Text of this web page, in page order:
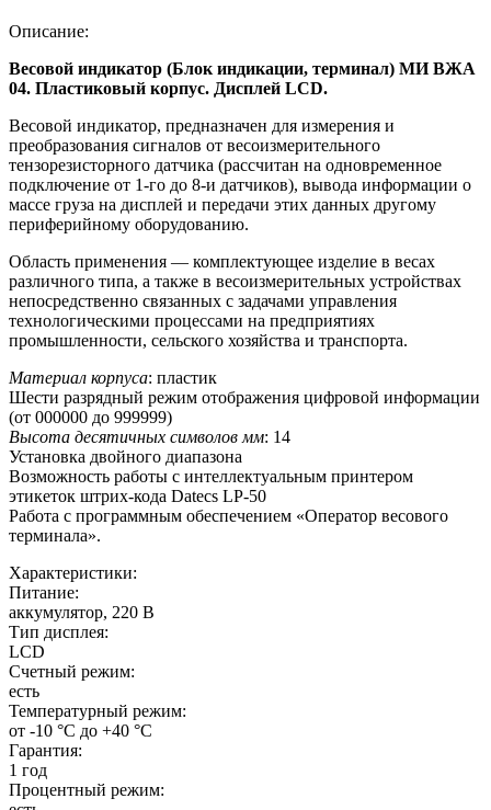
Описание:
Весовой индикатор (Блок индикации, терминал) МИ ВЖА
04. Пластиковый корпус. Дисплей LCD.
Весовой индикатор, предназначен для измерения и
преобразования сигналов от весоизмерительного
тензорезисторного датчика (рассчитан на одновременное
подключение от 1-го до 8-и датчиков), вывода информации о
массе груза на дисплей и передачи этих данных другому
периферийному оборудованию.
Область применения — комплектующее изделие в весах
различного типа, а также в весоизмерительных устройствах
непосредственно связанных с задачами управления
технологическими процессами на предприятиях
промышленности, сельского хозяйства и транспорта.
Материал корпуса: пластик
Шести разрядный режим отображения цифровой информации
(от 000000 до 999999)
Высота десятичных символов мм: 14
Установка двойного диапазона
Возможность работы с интеллектуальным принтером
этикеток штрих-кода Datecs LP-50
Работа с программным обеспечением «Оператор весового
терминала».
Характеристики:
Питание:
аккумулятор, 220 В
Тип дисплея:
LCD
Счетный режим:
есть
Температурный режим:
от -10 °С до +40 °С
Гарантия:
1 год
Процентный режим: